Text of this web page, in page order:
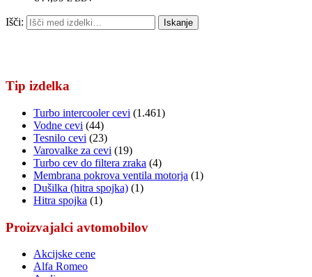
Išči: Iskanje
Tip izdelka
Turbo intercooler cevi (1.461)
Vodne cevi (44)
Tesnilo cevi (23)
Varovalke za cevi (19)
Turbo cev do filtera zraka (4)
Membrana pokrova ventila motorja (1)
Dušilka (hitra spojka) (1)
Hitra spojka (1)
Proizvajalci avtomobilov
Akcijske cene
Alfa Romeo